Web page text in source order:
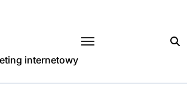
internetowy